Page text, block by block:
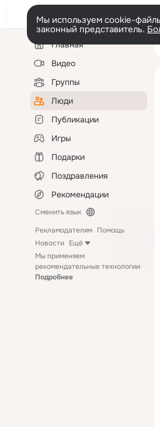
Мы используем cookie-
законный представитель.
Левая
колонкаГлавная
Видео
Группы
Люди
Публикации
Игры
Подарки
Поздравления
Рекомендации
Сменить язык
Рекламодателям Помощь
Новости Ещё
Мы применяем
рекомендательные технологии
Подробнее